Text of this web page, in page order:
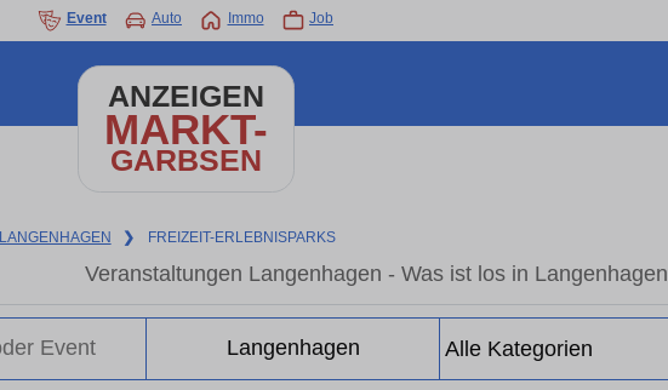
Event Auto Immo Job
ANZEIGEN
MARKT-
GARBSEN
LANGENHAGEN ❯ FREIZEIT-ERLEBNISPARKS
Veranstaltungen Langenhagen - Was ist los in Langenhagen